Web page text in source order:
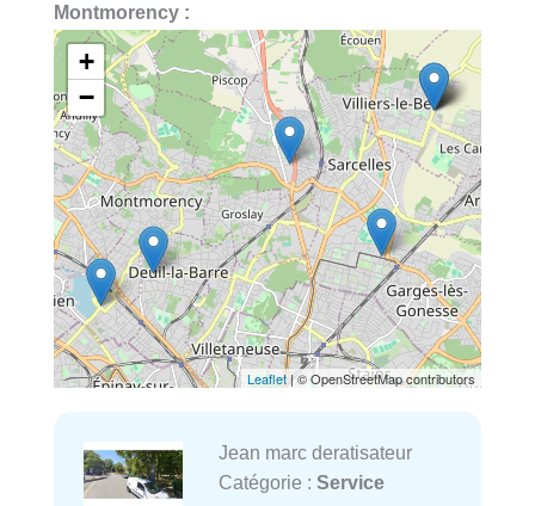
Montmorency :
+
−
Leaflet| © OpenStreetMap contributors
Jean marc deratisateur
Catégorie : Service